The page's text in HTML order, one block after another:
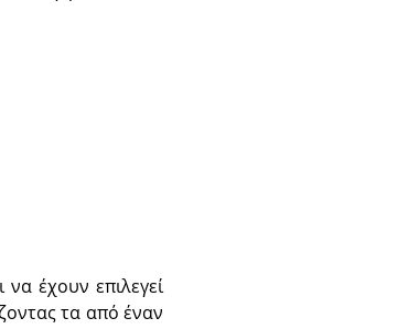
έχουν επιλεγεί
τα από έναν